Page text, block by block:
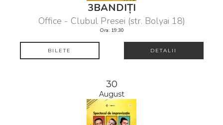
3BANDIȚI
Office - Clubul Presei (str. Bolyai 18)
Ora: 19:30
BILETE DETALII
30
August